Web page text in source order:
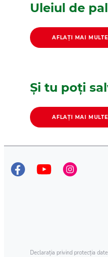
Uleiul de
AFLAȚI MAI MULTE
Şi tu poţi
AFLAȚI MAI MULTE
Declarația privind protecția